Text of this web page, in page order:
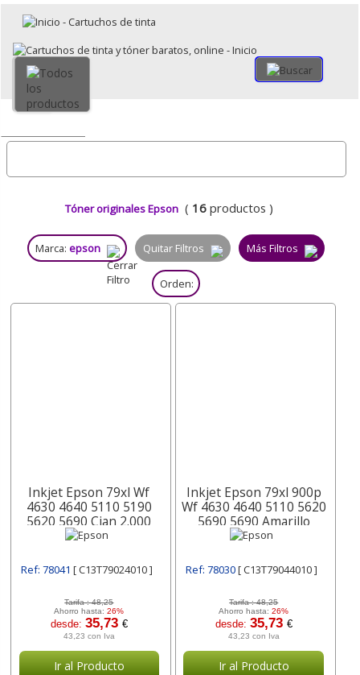
Volver
Tóner originales Epson ( 16 productos )
Marca:epson Quitar Filtros Más Filtros
Orden:
Inkjet Epson 79xl Wf
4630 4640 5110 5190
5620 5690 Cian 2.000
C13t79024010
Ref: 78041[ C13T79024010 ]
Tarifa :48,25
Ahorro hasta:26%
desde: 35,73 €
43,23 con Iva
Ir al Producto
Inkjet Epson 79xl 900p
Wf 4630 4640 5110 5620
5690 5690 Amarillo
C13t79044010
Ref: 78030[ C13T79044010 ]
Tarifa :48,25
Ahorro hasta:26%
desde: 35,73 €
43,23 con Iva
Ir al Producto